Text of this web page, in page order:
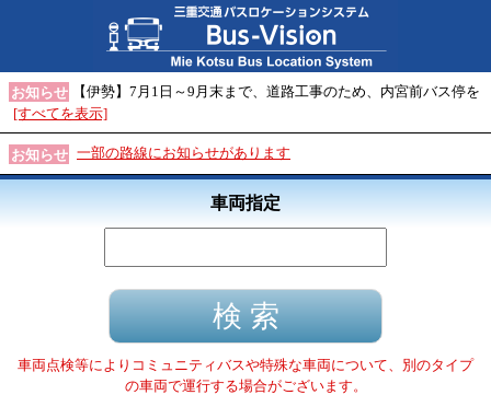
お知らせ
【伊勢】7月1日～9月末まで、道路工事のため、内宮前バス停を
[すべてを表示]
お知らせ 一部の路線にお知らせがあります
車両指定
車両点検等によりコミュニティバスや特殊な車両について、別のタイプ
の車両で運行する場合がございます。